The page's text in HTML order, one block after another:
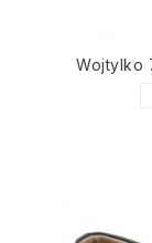
Wojtylko